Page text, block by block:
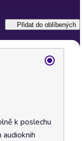
Přidat do oblíbených
k poslechu